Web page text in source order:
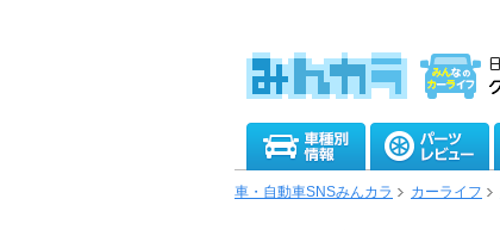
車・自動車SNSみんカラ カーライフ